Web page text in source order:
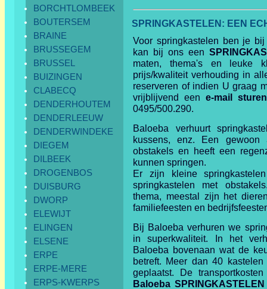
BORCHTLOMBEEK
BOUTERSEM
BRAINE
BRUSSEGEM
BRUSSEL
BUIZINGEN
CLABECQ
DENDERHOUTEM
DENDERLEEUW
DENDERWINDEKE
DIEGEM
DILBEEK
DROGENBOS
DUISBURG
DWORP
ELEWIJT
ELINGEN
ELSENE
ERPE
ERPE-MERE
ERPS-KWERPS
SPRINGKASTELEN: EEN
Voor springkastelen ben je
kan bij ons een
maten, thema's en leuke
prijs/kwaliteit verhouding in
reserveren of indien U graag
vrijblijvend een e-mail
0495/500.290.
Baloeba verhuurt
kussens, enz. Een gewoon
obstakels en heeft een
kunnen springen.
Er zijn kleine
springkastelen met
thema, meestal zijn het
familiefeesten en
Bij Baloeba verhuren we
in superkwaliteit. In het
Baloeba bovenaan wat de
betreft. Meer dan 40
geplaatst. De
Baloeba SPRINGKASTELEN